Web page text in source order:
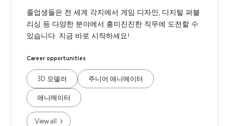
졸업생들은 전 세계 각지에서 게임 디자인, 디지털 퍼블
리싱 등 다양한 분야에서 흥미진진한 직무에 도전할 수
있습니다. 지금 바로 시작하세요!
Career opportunities
3D 모델러 주니어 애니메이터
애니메이터
View all